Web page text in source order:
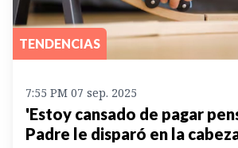
TENDENCIAS
7:55 PM 07 sep. 2025
'Estoy cansado de pagar
Padre le disparó en la